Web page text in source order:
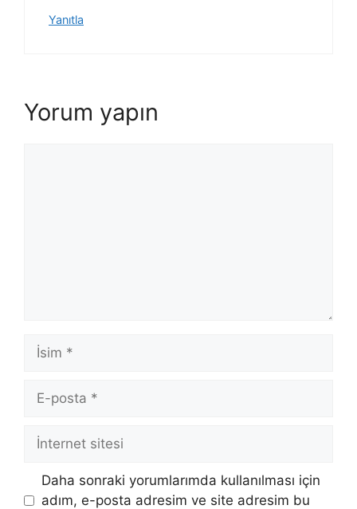
Yanıtla
Yorum yapın
İsim
posta
İnternet
sitesi
Daha sonraki yorumlarımda kullanılması için
adım, e-posta adresim ve site adresim bu